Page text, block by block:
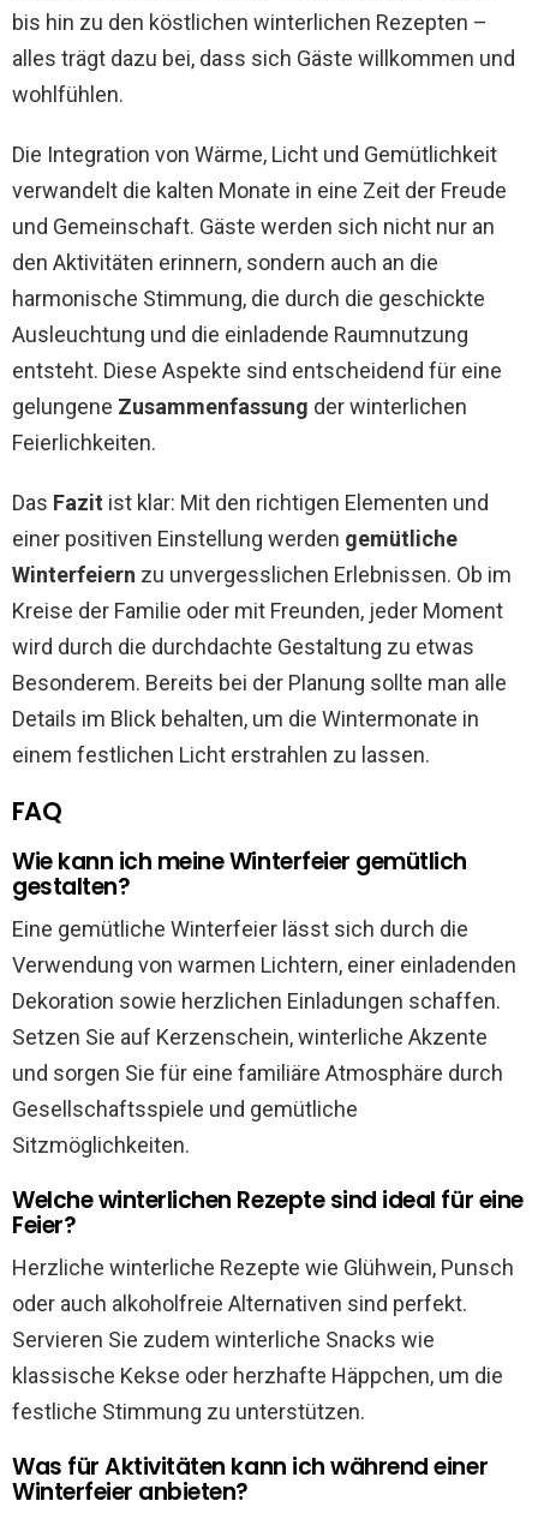
bis hin zu den köstlichen winterlichen Rezepten –
alles trägt dazu bei, dass sich Gäste willkommen und
wohlfühlen.
Die Integration von Wärme, Licht und Gemütlichkeit
verwandelt die kalten Monate in eine Zeit der Freude
und Gemeinschaft. Gäste werden sich nicht nur an
den Aktivitäten erinnern, sondern auch an die
harmonische Stimmung, die durch die geschickte
Ausleuchtung und die einladende Raumnutzung
entsteht. Diese Aspekte sind entscheidend für eine
gelungene Zusammenfassung der winterlichen
Feierlichkeiten.
Das Fazit ist klar: Mit den richtigen Elementen und
einer positiven Einstellung werden gemütliche
Winterfeiern zu unvergesslichen Erlebnissen. Ob im
Kreise der Familie oder mit Freunden, jeder Moment
wird durch die durchdachte Gestaltung zu etwas
Besonderem. Bereits bei der Planung sollte man alle
Details im Blick behalten, um die Wintermonate in
einem festlichen Licht erstrahlen zu lassen.
FAQ
Wie kann ich meine Winterfeier gemütlich
gestalten?
Eine gemütliche Winterfeier lässt sich durch die
Verwendung von warmen Lichtern, einer einladenden
Dekoration sowie herzlichen Einladungen schaffen.
Setzen Sie auf Kerzenschein, winterliche Akzente
und sorgen Sie für eine familiäre Atmosphäre durch
Gesellschaftsspiele und gemütliche
Sitzmöglichkeiten.
Welche winterlichen Rezepte sind ideal für eine
Feier?
Herzliche winterliche Rezepte wie Glühwein, Punsch
oder auch alkoholfreie Alternativen sind perfekt.
Servieren Sie zudem winterliche Snacks wie
klassische Kekse oder herzhafte Häppchen, um die
festliche Stimmung zu unterstützen.
Was für Aktivitäten kann ich während einer
Winterfeier anbieten?